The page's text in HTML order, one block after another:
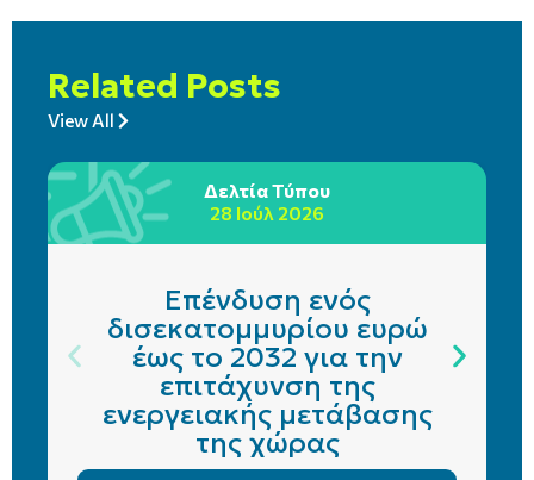
Related Posts
View All
Δελτία Τύπου
28 Ιούλ 2026
Επένδυση ενός
δισεκατομμυρίου ευρώ
έως το 2032 για την
επιτάχυνση της
ενεργειακής μετάβασης
της χώρας